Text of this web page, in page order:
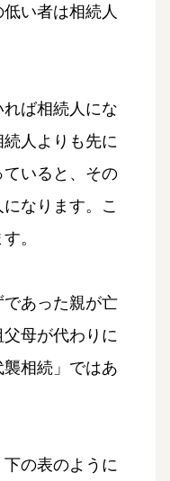
い者は相続人
ば相続人にな
人よりも先に
いると、その
なります。こ
。
あった親が亡
母が代わりに
相続」ではあ
下の表のように